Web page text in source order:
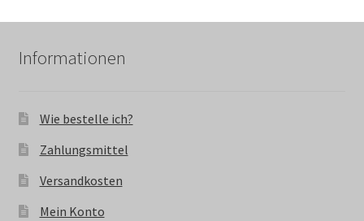
Informationen
Wie bestelle ich?
Zahlungsmittel
Versandkosten
Mein Konto